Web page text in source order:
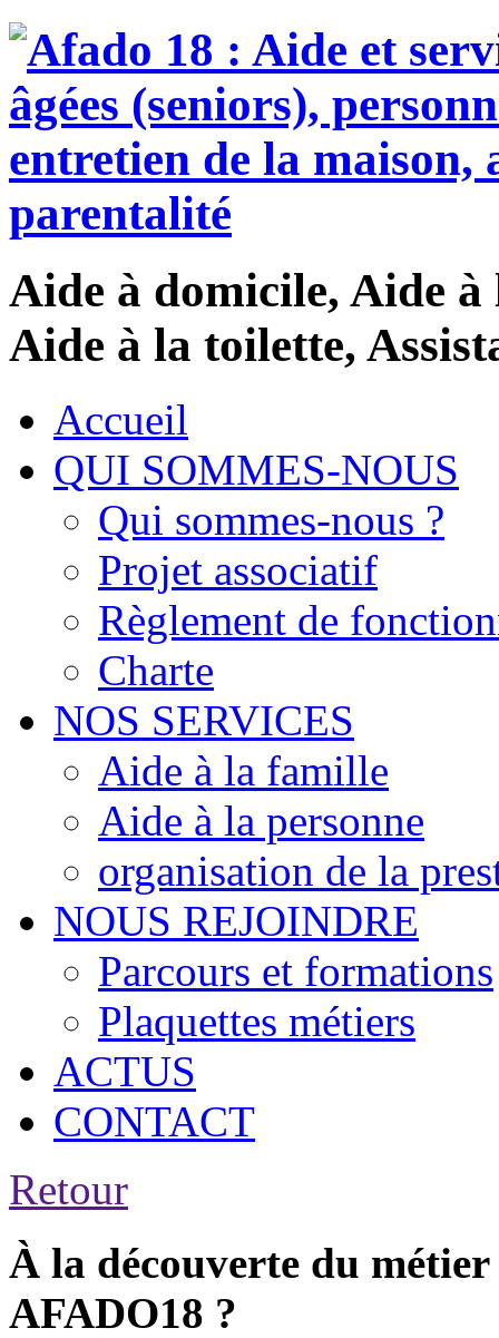
Aide à domicile, Aide
Aide à la toilette,
Accueil
QUI SOMMES-NOUS
Qui sommes-nous ?
Projet associatif
Règlement de
Charte
NOS SERVICES
Aide à la famille
Aide à la personne
organisation de la
NOUS REJOINDRE
Parcours et formations
Plaquettes métiers
ACTUS
CONTACT
Retour
À la découverte du
AFADO18 ?